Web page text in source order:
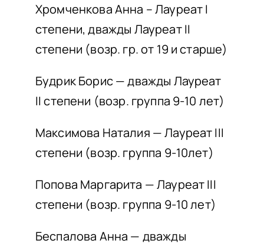
Хромченкова Анна – Лауреат I
степени, дважды Лауреат II
степени (возр. гр. от 19 и старше)
Будрик Борис — дважды Лауреат
II степени (возр. группа 9-10 лет)
Максимова Наталия — Лауреат III
степени (возр. группа 9-10лет)
Попова Маргарита — Лауреат III
степени (возр. группа 9-10 лет)
Беспалова Анна — дважды